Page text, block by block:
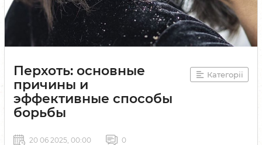
Перхоть: основные
причины и
эффективные способы
борьбы
Категорії
20 06 2025, 00:00 0